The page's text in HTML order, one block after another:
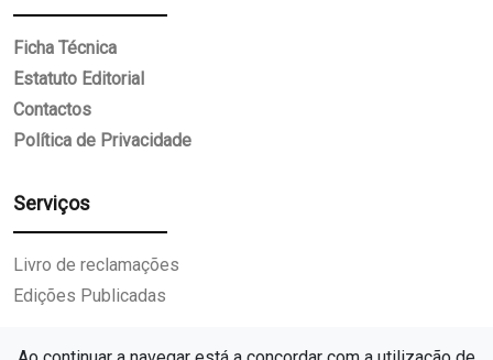
Ficha Técnica
Estatuto Editorial
Contactos
Política de Privacidade
Serviços
Livro de reclamações
Edições Publicadas